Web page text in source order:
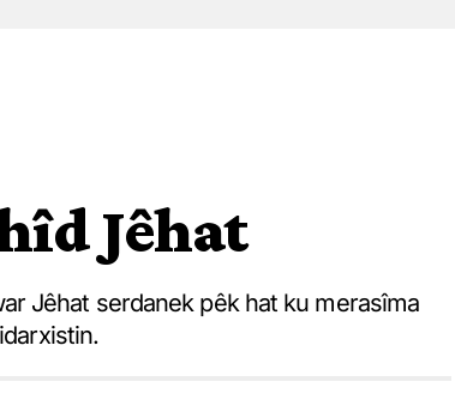
Jêhat
Jêhat serdanek pêk hat ku merasîma